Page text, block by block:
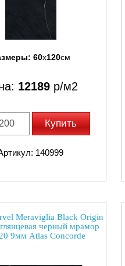
60x120см
12189 р/м2
Купить
140999
Meraviglia Black Origin
черный мрамор
9мм Atlas Concorde